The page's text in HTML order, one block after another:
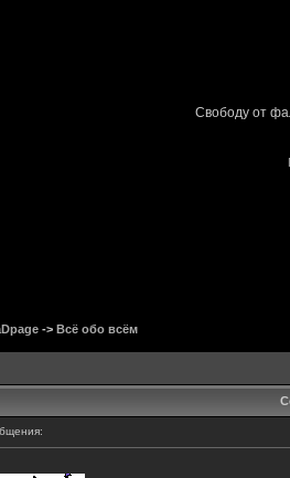
Свободу от
-> Всё обо всём